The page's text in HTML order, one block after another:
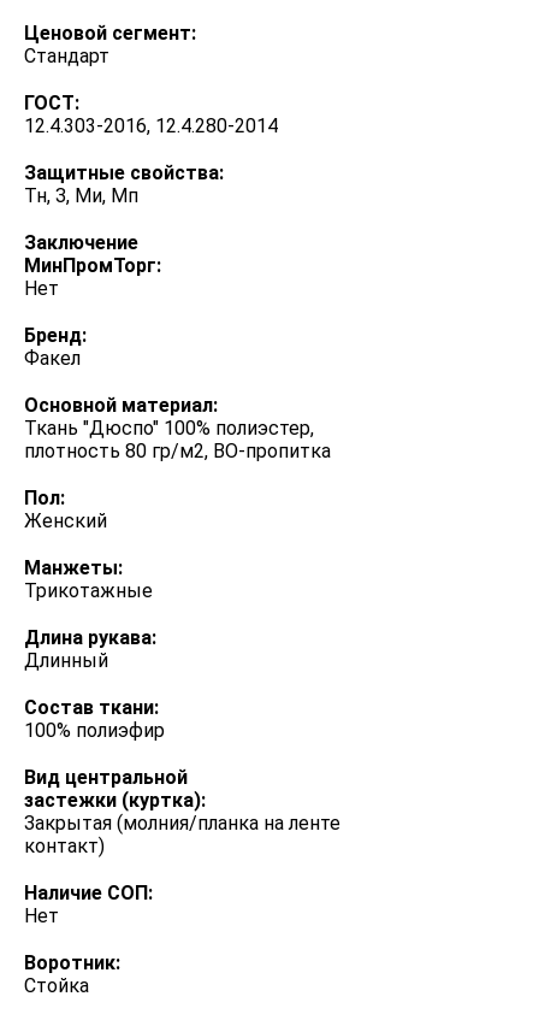
Ценовой сегмент:
Стандарт
ГОСТ:
12.4.303-2016, 12.4.280-2014
Защитные свойства:
Тн, З, Ми, Мп
Заключение
МинПромТорг:
Нет
Бренд:
Факел
Основной материал:
Ткань "Дюспо" 100% полиэстер,
плотность 80 гр/м2, ВО-пропитка
Пол:
Женский
Манжеты:
Трикотажные
Длина рукава:
Длинный
Состав ткани:
100% полиэфир
Вид центральной
застежки (куртка):
Закрытая (молния/планка на ленте
контакт)
Наличие СОП:
Нет
Воротник:
Стойка